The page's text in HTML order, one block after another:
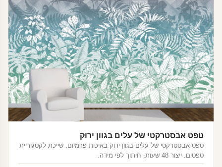
טפט אבסטרקטי של עלים בגוון ירוק
טפט אבסטרקטי של עלים בגוון ירוק באיכות פרמיום. שייכת לקטגוריית
טפטים. ייצור 48 שעות, חיתוך לפי מידה.